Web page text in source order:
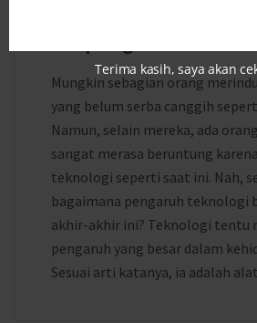
Mungkin sebagian orang
yang belum serba canggih
Namun, selain mereka, ada
sangat merasa beruntung
teknologi seperti saat ini. Nah,
bagaimana pengaruh teknologi
akhir-akhir ini? Teknologi tentu
pengaruh yang besar dalam
Sesuai arti katanya, ia adalah alat
Terima kasih, saya akan